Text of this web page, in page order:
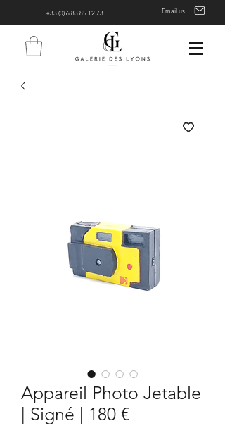
+33 (0) 6 83 85 12 73 Email us
Appareil Photo Jetable
| Signé | 180 €